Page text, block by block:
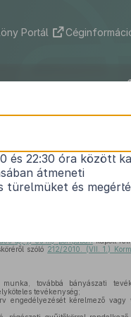
Portál
rendelet
lelőhely,
szabályairól
d), f)ésm)pontjábankapott
szóló 212/2010. (VII. 1.)
továbbá bányászati
tevékenység;
kérelmező vagy
és 22:30 óra között
átmeneti
türelmüket és